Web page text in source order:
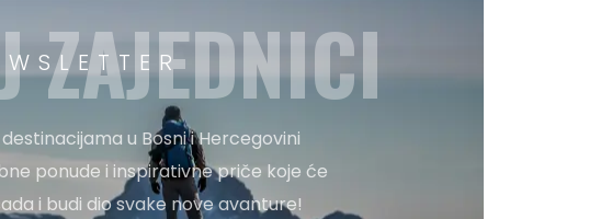
ZAJEDNICI
u Bosni i Hercegovini
ponude i inspirativne priče koje će
i budi dio svake nove avanture!